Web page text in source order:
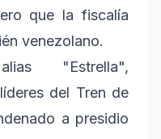
que la fiscalía
venezolano.
"Estrella",
del Tren de
a presidio